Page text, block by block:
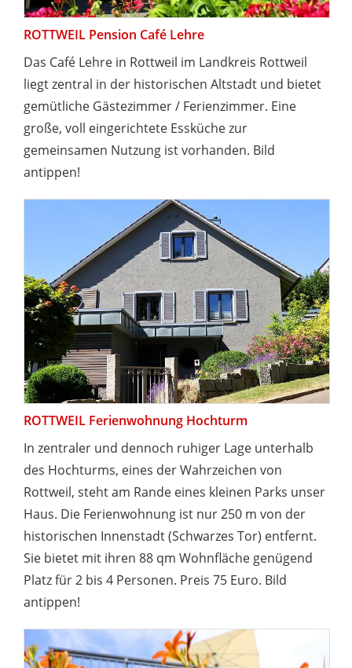
ROTTWEIL Pension Café Lehre
Das Café Lehre in Rottweil im Landkreis Rottweil
liegt zentral in der historischen Altstadt und bietet
gemütliche Gästezimmer / Ferienzimmer. Eine
große, voll eingerichtete Essküche zur
gemeinsamen Nutzung ist vorhanden. Bild
antippen!
ROTTWEIL Ferienwohnung Hochturm
In zentraler und dennoch ruhiger Lage unterhalb
des Hochturms, eines der Wahrzeichen von
Rottweil, steht am Rande eines kleinen Parks unser
Haus. Die Ferienwohnung ist nur 250 m von der
historischen Innenstadt (Schwarzes Tor) entfernt.
Sie bietet mit ihren 88 qm Wohnfläche genügend
Platz für 2 bis 4 Personen. Preis 75 Euro. Bild
antippen!